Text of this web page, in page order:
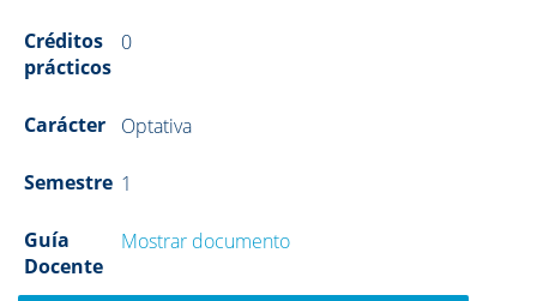
Créditos
prácticos
0
Carácter Optativa
Semestre 1
Guía
Docente
Mostrar documento